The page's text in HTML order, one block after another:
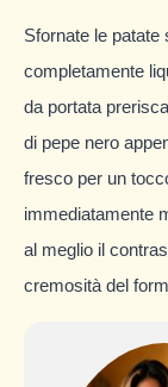
Sfornate le patate
completamente
da portata
di pepe nero
fresco per un
immediatamente
al meglio il
cremosità del